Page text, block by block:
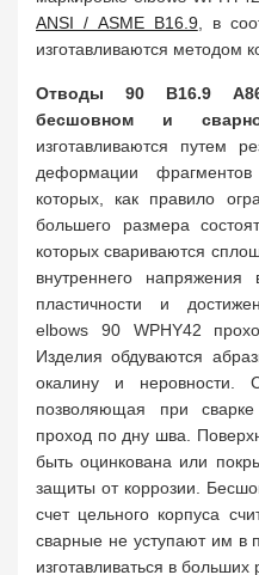
ANSI / ASME B16.9, в
изготавливаются методом
Отводы 90 B16.9
бесшовном и
изготавливаются путем
деформации
которых, как правило
большего размера
которых свариваются
внутреннего
пластичности и
elbows 90 WPНY42
Изделия обдуваются
окалину и неровности.
позволяющая при
проход по дну шва.
быть оцинкована или
защиты от коррозии.
счет цельного корпуса
сварные не уступают им в
изготавливаться в больших